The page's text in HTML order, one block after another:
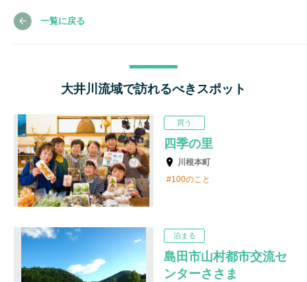
一覧に戻る
大井川流域で訪れるべきスポット
四季の里
川根本町
100のこと
買う
島田市山村都市交流セ
ンターささま
泊まる